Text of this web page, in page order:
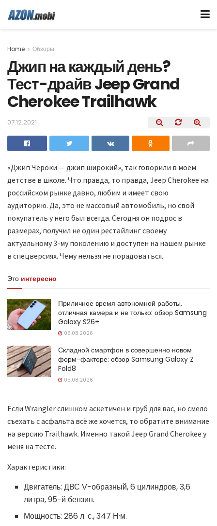
Home Обзоры
Джип на каждый день?
Тест-драйв Jeep Grand
Cherokee Trailhawk
07.12.2021
«Джип Чероки — джип широкий», так говорили в моём
детстве в школе. Что правда, то правда, Jeep Cherokee на
российском рынке давно, любим и имеет свою
аудиторию. Да, это не массовый автомобиль, но свой
покупатель у него был всегда. Сегодня он подрос в
размерах, получил не один рестайлинг своему
актуальному 3-му поколению и доступен на нашем рынке
в спецверсиях. Чему нельзя не порадоваться.
Это интересно
Приличное время автономной работы,
отличная камера и не только: обзор Samsung
Galaxy S26+
06.08.2026
Складной смартфон в совершенно новом
форм-факторе: обзор Samsung Galaxy Z
Fold8
05.08.2026
Если Wrangler слишком аскетичен и груб для вас, но смело
съехать с асфальта всё же хочется, то обратите внимание
на версию Trailhawk. Именно такой Jeep Grand Cherokee у
меня на тесте.
Характеристики:
Двигатель: ДВС V-образный, 6 цилиндров, 3,6
литра, 95-й бензин.
Мощность: 286 л. с., 347 Н·м.